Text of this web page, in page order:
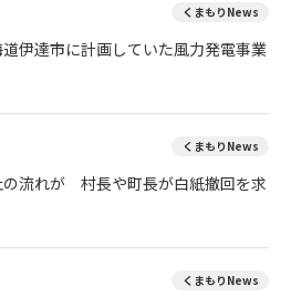
くまもりNews
道伊達市に計画していた風力発電事業
くまもりNews
の流れが 村長や町長が白紙撤回を求
くまもりNews